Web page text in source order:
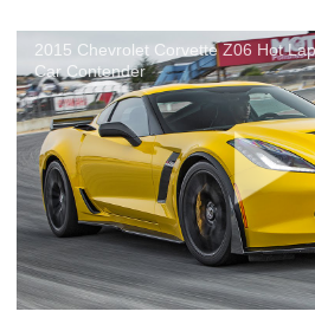
2015 Chevrolet Corvette Z06 Hot
Car Contender